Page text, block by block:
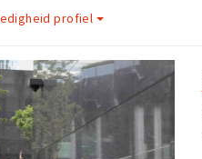
profiel